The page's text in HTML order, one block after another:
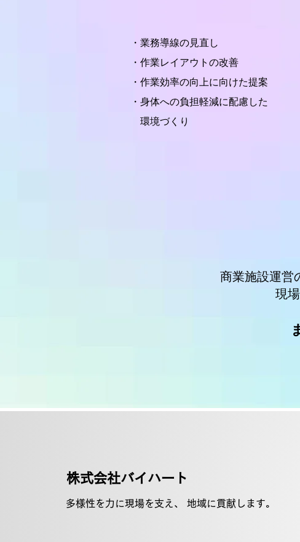
・業務導線の見直し
・作業レイアウトの改善
・作業効率の向上に向けた提案
・身体への負担軽減に配慮した
環境づくり
商業施設運営
現
​株式会社バイハート
多様性を力に現場を支え、 地域に貢献します。